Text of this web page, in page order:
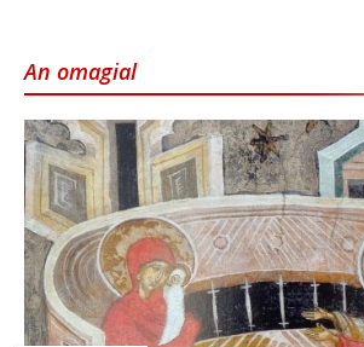
An omagial